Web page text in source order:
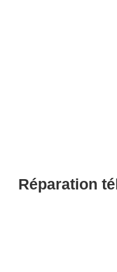
Réparation